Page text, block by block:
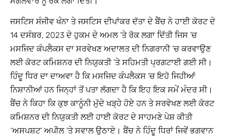
ਜਸਟਿਸ ਸੰਜੀਵ ਖੰਨਾ ਤੇ ਜਸਟਿਸ ਦੀਪਾਂਕਰ ਦੱਤਾ ਦੇ ਬੈਂਚ ਨੇ ਹਾਈ ਕੋਰਟ ਦੇ
14 ਦਸੰਬਰ, 2023 ਦੇ ਹੁਕਮ ਦੇ ਅਮਲ ’ਤੇ ਰੋਕ ਲਗਾ ਦਿੱਤੀ ਜਿਸ ’ਚ
ਮਸਜਿਦ ਕੰਪਲੈਕਸ ਦਾ ਸਰਵੇਖਣ ਅਦਾਲਤ ਦੀ ਨਿਗਰਾਨੀ ’ਚ ਕਰਵਾਉਣ
ਲਈ ਕੋਰਟ ਕਮਿਸ਼ਨਰ ਦੀ ਨਿਯੁਕਤੀ ’ਤੇ ਸਹਿਮਤੀ ਪ੍ਰਗਟਾਈ ਗਈ ਸੀ।
ਹਿੰਦੂ ਧਿਰ ਦਾ ਦਾਅਵਾ ਹੈ ਕਿ ਮਸਜਿਦ ਕੰਪਲੈਕਸ ’ਚ ਇਹੋ ਜਿਹੀਆਂ
ਨਿਸ਼ਾਨੀਆਂ ਹਨ ਜਿਨ੍ਹਾਂ ਤੋਂ ਪਤਾ ਲੱਗਦਾ ਹੈ ਕਿ ਇਹ ਇਕ ਸਮੇਂ ਮੰਦਰ ਸੀ।
ਬੈਂਚ ਨੇ ਕਿਹਾ ਕਿ ਕੁਝ ਕਾਨੂੰਨੀ ਮੁੱਦੇ ਖੜ੍ਹੇ ਹੋਏ ਹਨ ਤੇ ਸਰਵੇਖਣ ਲਈ ਕੋਰਟ
ਕਮਿਸ਼ਨਰ ਦੀ ਨਿਯੁਕਤੀ ਲਈ ਹਾਈ ਕੋਰਟ ਦੇ ਸਾਹਮਣੇ ਪੇਸ਼ ਕੀਤੀ
‘ਅਸਪਸ਼ਟ’ ਅਪੀਲ ’ਤੇ ਸਵਾਲ ਉਠਾਏ। ਬੈਂਚ ਨੇ ਹਿੰਦੂ ਧਿਰਾਂ ਜਿਵੇਂ ਭਗਵਾਨ